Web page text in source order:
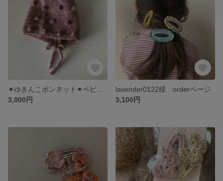
3,000円
lavender0122様 orderページ
3,100円